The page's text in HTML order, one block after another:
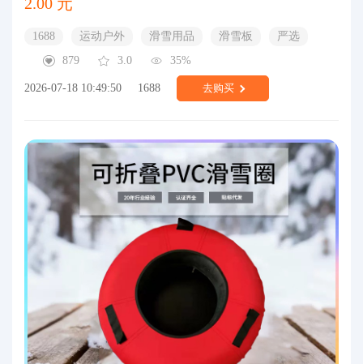
1688 运动户外 滑雪用品 滑雪板
严选
879
3.0 35%
2026-07-18 10:49:50 1688 去购买